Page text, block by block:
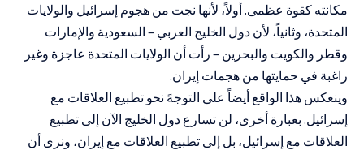
مكانته كقوة عظمى. أولاً، لأنها نجت من هجوم إسرائيل والولايات
المتحدة، وثانياً، لأن دول الخليج العربي – السعودية والإمارات
وقطر والكويت والبحرين – رأت أن الولايات المتحدة عاجزة وغير
راغبة في حمايتها من هجمات إيران.
وينعكس هذا الواقع أيضاً على التوجهً نحو تطبيع العلاقات مع
إسرائيل. بعبارة أخرى، لن تسارع دول الخليج الآن إلى تطبيع
العلاقات مع إسرائيل، بل إلى تطبيع العلاقات مع إيران، ونرى أن